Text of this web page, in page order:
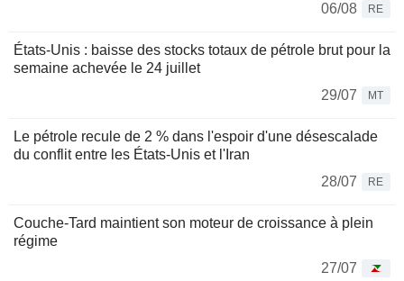
06/08
RE
États-Unis : baisse des stocks totaux de pétrole brut pour la
semaine achevée le 24 juillet
29/07
MT
Le pétrole recule de 2 % dans l'espoir d'une désescalade
du conflit entre les États-Unis et l'Iran
28/07
RE
Couche-Tard maintient son moteur de croissance à plein
régime
27/07